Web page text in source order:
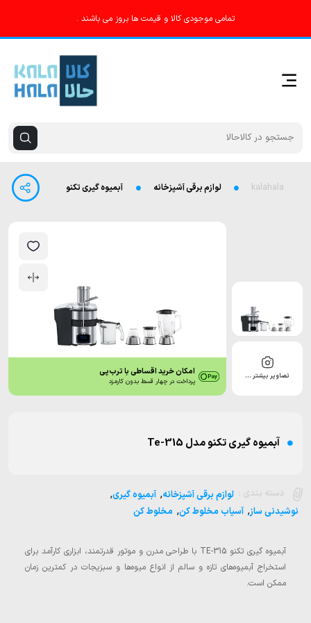
تمامی موجودی کالا و قیمت ها بروز می باشند .
kalahala لوازم برقی آشپزخانه آبمیوه گیری تکنو مدل Te-315
تصاویر بیشتر … امکان خرید اقساطی با ترب‌پی
پرداخت در چهار قسط بدون کارمزد
آبمیوه گیری تکنو مدل Te-315
لوازم برقی آشپزخانه, آبمیوه گیری,
نوشیدنی ساز, آسیاب مخلوط کن, مخلوط کن
آبمیوه گیری تکنو TE-315 با طراحی مدرن و موتور قدرتمند، ابزاری کارآمد برای
استخراج آبمیوه‌های تازه و سالم از انواع میوه‌ها و سبزیجات در کمترین زمان
ممکن است.